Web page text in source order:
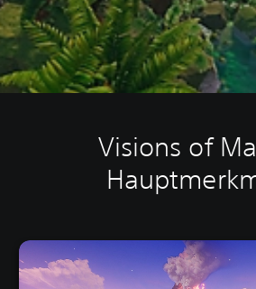
Visions of